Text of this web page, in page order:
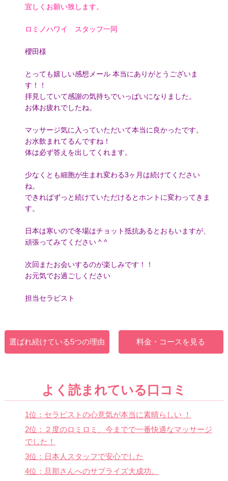
宜しくお願い致します。
ロミノハワイ スタッフ一同
櫻田様
とっても嬉しい感想メール 本当にありがとうございま
す！！
拝見していて感謝の気持ちでいっぱいになりました。
お体お疲れでしたね。
マッサージ気に入っていただいて本当に良かったです。
お水飲まれてるんですね！
体は必ず答えを出してくれます。
少なくとも細胞が生まれ変わる3ヶ月は続けてください
ね。
できればずっと続けていただけるとホントに変わってきま
す。
日本は寒いので冬場はチョット抵抗あるとおもいますが、
頑張ってみてください ^ ^
次回またお会いするのが楽しみです！！
お元気でお過ごしください
担当セラピスト
選ばれ続けている5つの理由 料金・コースを見る
よく読まれている口コミ
1位：セラピストの心意気が本当に素晴らしい ！
2位：２度のロミロミ、今までで一番快適なマッサージ
でした！
3位：日本人スタッフで安心でした
4位：旦那さんへのサプライズ大成功。